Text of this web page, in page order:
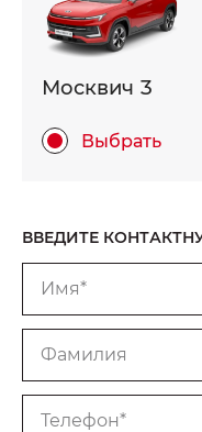
Москвич 3
Выбрать
ВВЕДИТЕ
Имя*
Фамилия
Телефон*